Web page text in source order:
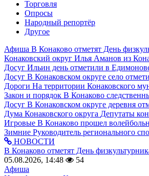
Торговля
Опросы
Народный репортёр
Другое
Афиша В Конаково отметят День
Конаковский округ Илья Аманов из
Досуг Ильин день отметили в
Досуг В Конаковском округе село
Дороги На территории Конаковского
Закон и порядок В Конаково
Досуг В Конаковском округе деревня
Дума Конаковского округа Депутаты
Игровые В Конаково прошел
Зимние Руководитель регионального
НОВОСТИ
В Конаково отметят День
05.08.2026, 14:48
54
Афиша